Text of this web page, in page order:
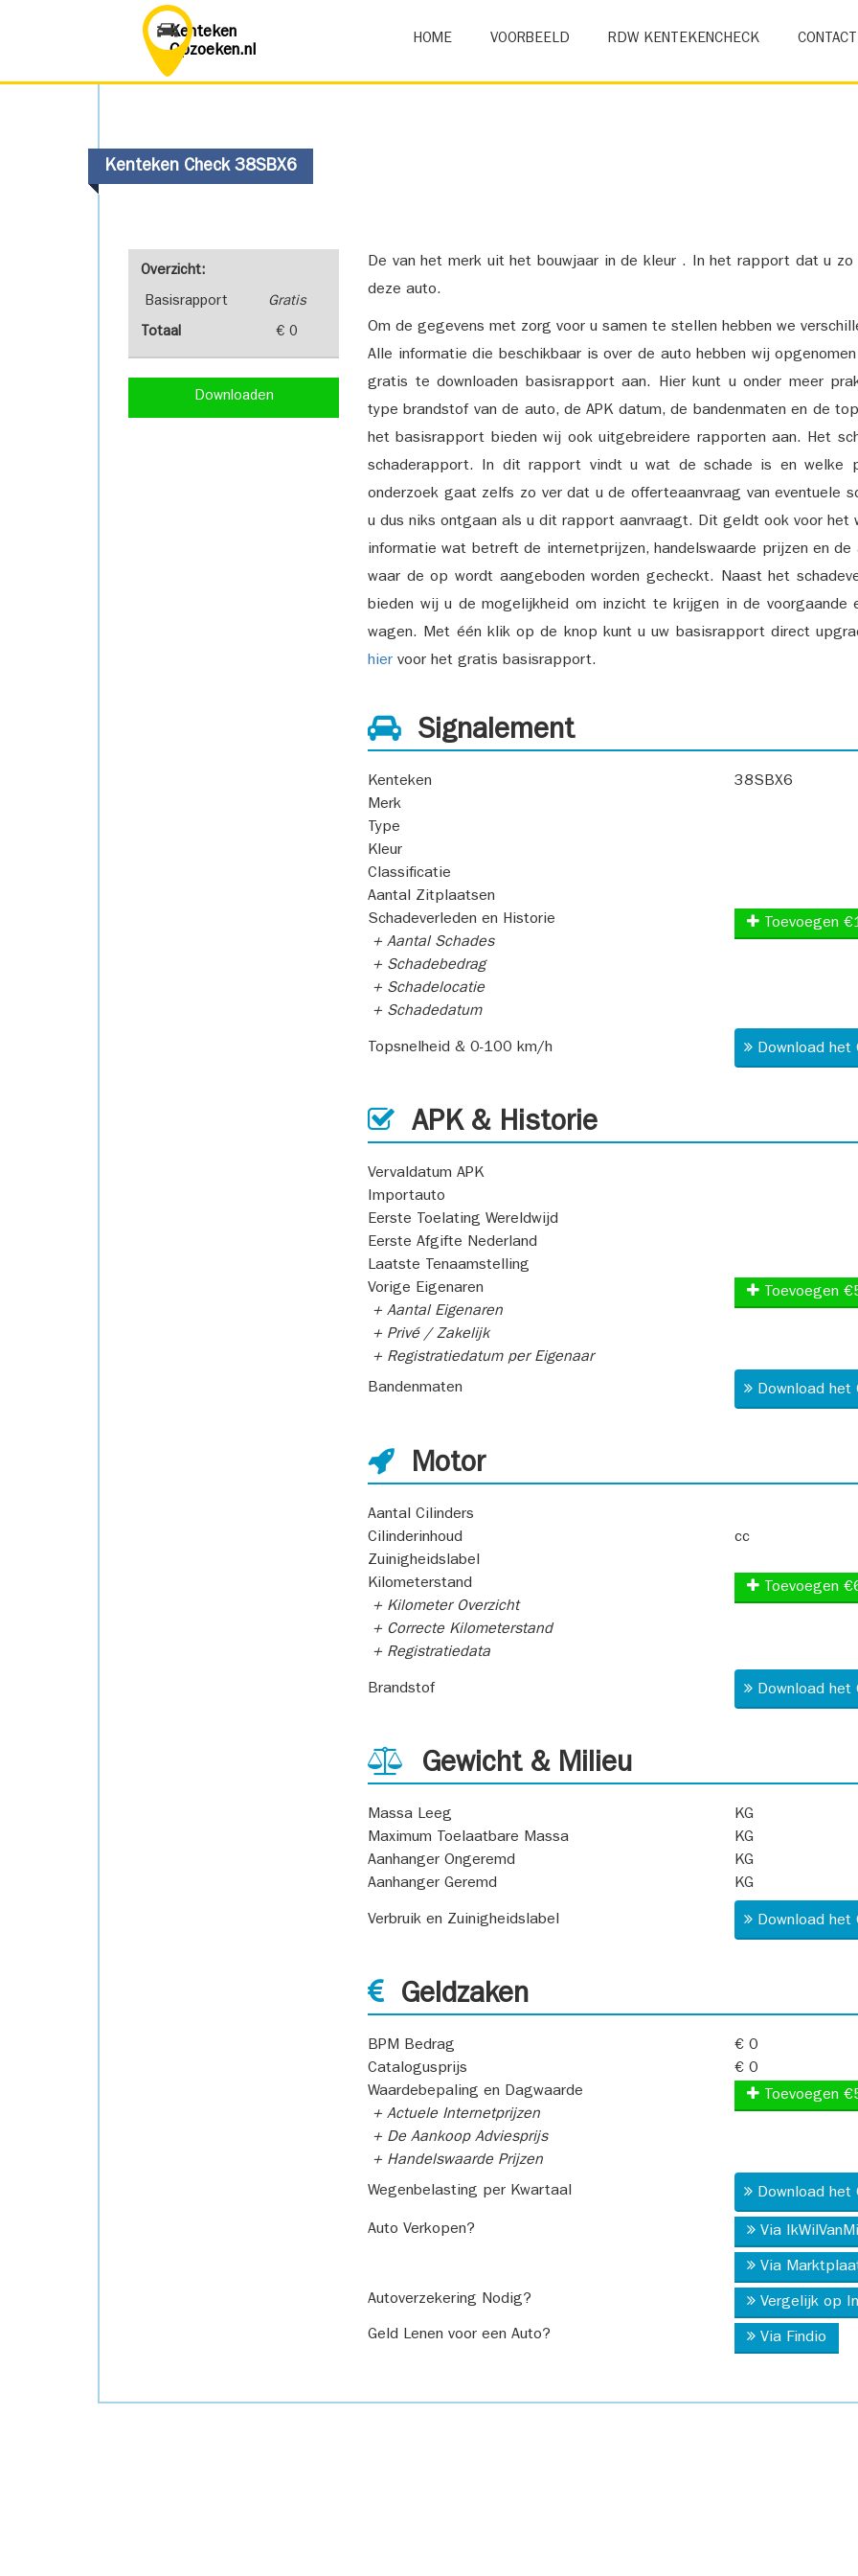
Kenteken
Opzoeken.nl
HOME VOORBEELD RDW KENTEKENCHECK CONTACT
Kenteken Check 38SBX6
Overzicht:
Basisrapport Gratis
Totaal € 0
Downloaden
De van het merk uit het bouwjaar in de kleur . In het rapport dat u
deze auto.
Om de gegevens met zorg voor u samen te stellen hebben we
Alle informatie die beschikbaar is over de auto hebben wij
gratis te downloaden basisrapport aan. Hier kunt u onder meer
type brandstof van de auto, de APK datum, de bandenmaten en de
het basisrapport bieden wij ook uitgebreidere rapporten aan. Het
schaderapport. In dit rapport vindt u wat de schade is en welke
onderzoek gaat zelfs zo ver dat u de offerteaanvraag van eventuele
u dus niks ontgaan als u dit rapport aanvraagt. Dit geldt ook voor
informatie wat betreft de internetprijzen, handelswaarde prijzen en
waar de op wordt aangeboden worden gecheckt. Naast het
bieden wij u de mogelijkheid om inzicht te krijgen in de voorgaande
wagen. Met één klik op de knop kunt u uw basisrapport direct
hier voor het gratis basisrapport.
Signalement
Kenteken
38SBX6
Merk
Type
Kleur
Classificatie
Aantal Zitplaatsen
Schadeverleden en Historie
+ Aantal Schades
+ Schadebedrag
+ Schadelocatie
+ Schadedatum
Toevoegen
Topsnelheid & 0-100 km/h Download
APK & Historie
Vervaldatum APK
Importauto
Eerste Toelating Wereldwijd
Eerste Afgifte Nederland
Laatste Tenaamstelling
Vorige Eigenaren
+ Aantal Eigenaren
+ Privé / Zakelijk
+ Registratiedatum per Eigenaar
Toevoegen
Bandenmaten Download
Motor
Aantal Cilinders
Cilinderinhoud
cc
Zuinigheidslabel
Kilometerstand
+ Kilometer Overzicht
+ Correcte Kilometerstand
+ Registratiedata
Toevoegen
Brandstof Download
Gewicht & Milieu
Massa Leeg
KG
Maximum Toelaatbare Massa
KG
Aanhanger Ongeremd
KG
Aanhanger Geremd
KG
Verbruik en Zuinigheidslabel Download
Geldzaken
BPM Bedrag
€ 0
Catalogusprijs
€ 0
Waardebepaling en Dagwaarde
+ Actuele Internetprijzen
+ De Aankoop Adviesprijs
+ Handelswaarde Prijzen
Toevoegen
Wegenbelasting per Kwartaal Download
Auto Verkopen? Via
Via
Autoverzekering Nodig? Vergelijk op
Geld Lenen voor een Auto? Via Findio